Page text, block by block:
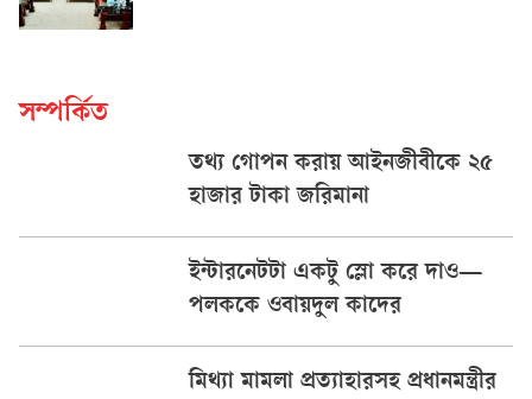
সম্পর্কিত
তথ্য গোপন করায় আইনজীবীকে ২৫
হাজার টাকা জরিমানা
ইন্টারনেটটা একটু স্লো করে দাও—
পলককে ওবায়দুল কাদের
মিথ্যা মামলা প্রত্যাহারসহ প্রধানমন্ত্রীর